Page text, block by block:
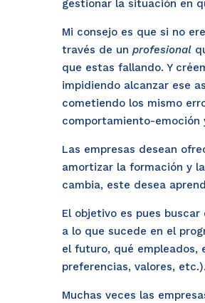
gestionar la situación en
Mi consejo es que si no
través de un profesional
que estas fallando. Y
impidiendo alcanzar ese
cometiendo los mismo
comportamiento-emoción
Las empresas desean
amortizar la formación y
cambia, este desea
El objetivo es pues buscar
a lo que sucede en el
el futuro, qué empleados,
preferencias, valores, etc.).
Muchas veces las